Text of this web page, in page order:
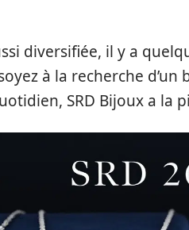
diversifiée, il y a
à la recherche
SRD Bijoux a la